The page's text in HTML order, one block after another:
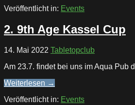
Veröffentlicht in: Events
2. 9th Age Kassel Cup
14. Mai 2022 Tabletopclub
Am 23.7. findet bei uns im Aqua Pub
Weiterlesen →
Veröffentlicht in: Events